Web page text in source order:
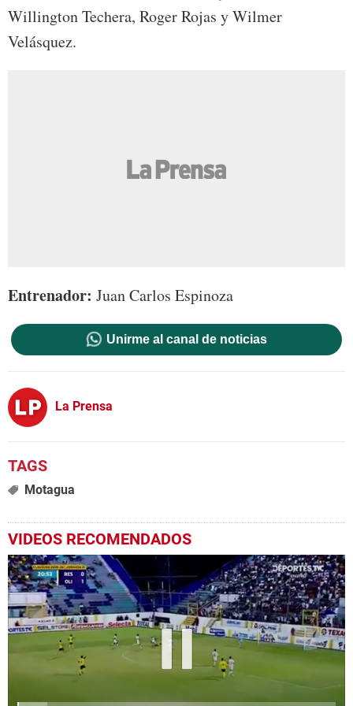
Willington Techera, Roger Rojas y Wilmer
Velásquez.
Entrenador: Juan Carlos Espinoza
Unirme al canal de noticias
La Prensa
Motagua
VIDEOS RECOMENDADOS